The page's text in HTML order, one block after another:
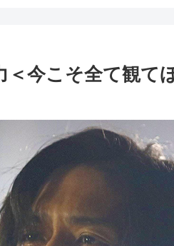
今こそ全て観て